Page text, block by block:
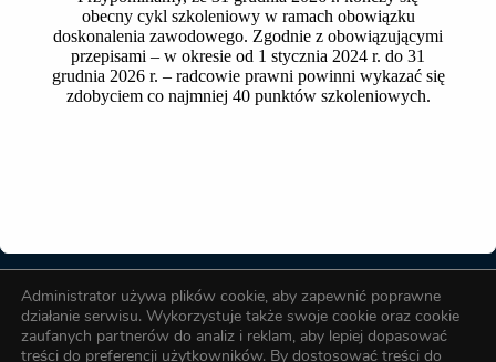
Ostatnia aktualizacja 2026-03-16
Plan zajęć - III rok
Biuro OIRP
Administrator używa plików cookie, aby zapewnić poprawne
działanie serwisu. Wykorzystuje także swoje cookie oraz cookie
zaufanych partnerów do analiz i reklam, aby lepiej dopasować
treści do preferencji użytkowników. By dostosować treści do
obecny cykl szkoleniowy w ramach obowiązku
doskonalenia zawodowego. Zgodnie z obowiązującymi
przepisami – w okresie od 1 stycznia 2024 r. do 31
grudnia 2026 r. – radcowie prawni powinni wykazać się
zdobyciem co najmniej 40 punktów szkoleniowych.